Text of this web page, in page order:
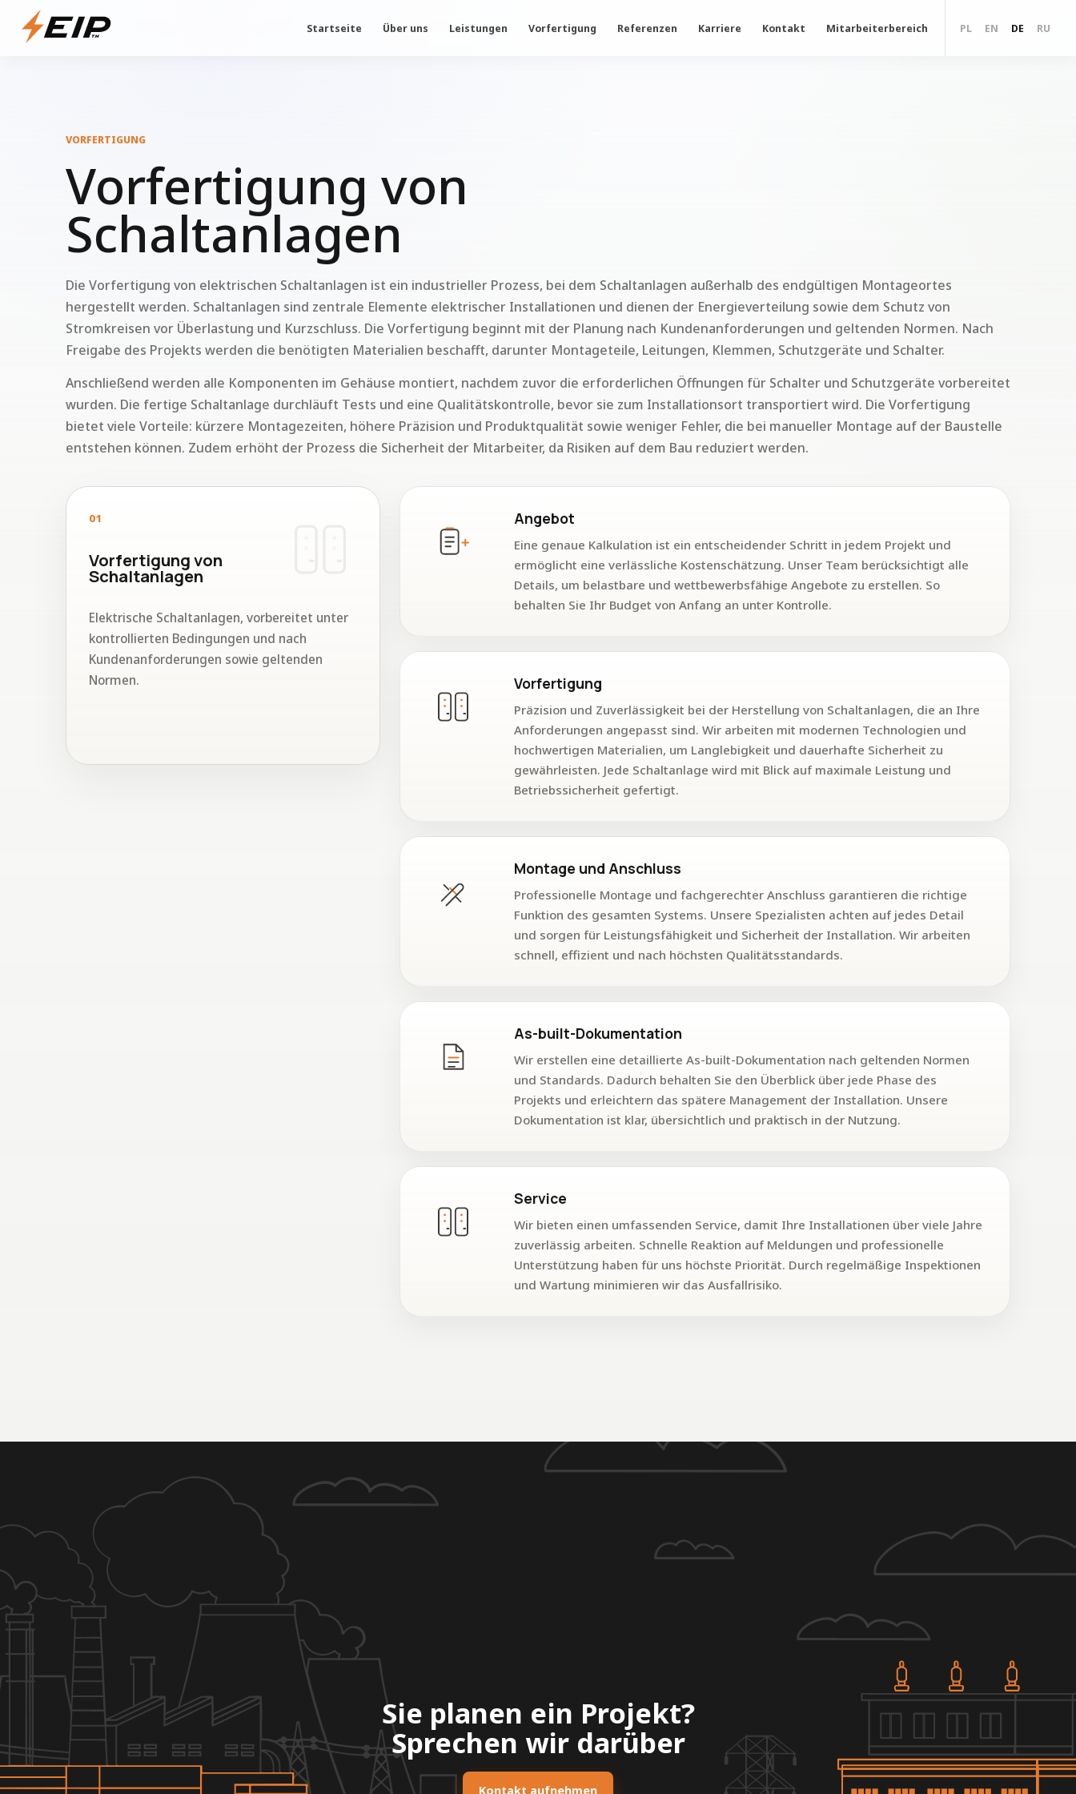
Startseite Über uns Leistungen Vorfertigung Referenzen Karriere Kontakt Mitarbeiterbereich PL EN DE RU
VORFERTIGUNG
Vorfertigung von
Schaltanlagen
Die Vorfertigung von elektrischen Schaltanlagen ist ein industrieller Prozess, bei dem Schaltanlagen außerhalb des endgültigen Montageortes
hergestellt werden. Schaltanlagen sind zentrale Elemente elektrischer Installationen und dienen der Energieverteilung sowie dem Schutz von
Stromkreisen vor Überlastung und Kurzschluss. Die Vorfertigung beginnt mit der Planung nach Kundenanforderungen und geltenden Normen. Nach
Freigabe des Projekts werden die benötigten Materialien beschafft, darunter Montageteile, Leitungen, Klemmen, Schutzgeräte und Schalter.
Anschließend werden alle Komponenten im Gehäuse montiert, nachdem zuvor die erforderlichen Öffnungen für Schalter und Schutzgeräte vorbereitet
wurden. Die fertige Schaltanlage durchläuft Tests und eine Qualitätskontrolle, bevor sie zum Installationsort transportiert wird. Die Vorfertigung
bietet viele Vorteile: kürzere Montagezeiten, höhere Präzision und Produktqualität sowie weniger Fehler, die bei manueller Montage auf der Baustelle
entstehen können. Zudem erhöht der Prozess die Sicherheit der Mitarbeiter, da Risiken auf dem Bau reduziert werden.
01
Vorfertigung von
Schaltanlagen
Elektrische Schaltanlagen, vorbereitet unter
kontrollierten Bedingungen und nach
Kundenanforderungen sowie geltenden
Normen.
Angebot
Eine genaue Kalkulation ist ein entscheidender Schritt in jedem Projekt und
ermöglicht eine verlässliche Kostenschätzung. Unser Team berücksichtigt alle
Details, um belastbare und wettbewerbsfähige Angebote zu erstellen. So
behalten Sie Ihr Budget von Anfang an unter Kontrolle.
Vorfertigung
Präzision und Zuverlässigkeit bei der Herstellung von Schaltanlagen, die an Ihre
Anforderungen angepasst sind. Wir arbeiten mit modernen Technologien und
hochwertigen Materialien, um Langlebigkeit und dauerhafte Sicherheit zu
gewährleisten. Jede Schaltanlage wird mit Blick auf maximale Leistung und
Betriebssicherheit gefertigt.
Montage und Anschluss
Professionelle Montage und fachgerechter Anschluss garantieren die richtige
Funktion des gesamten Systems. Unsere Spezialisten achten auf jedes Detail
und sorgen für Leistungsfähigkeit und Sicherheit der Installation. Wir arbeiten
schnell, effizient und nach höchsten Qualitätsstandards.
As-built-Dokumentation
Wir erstellen eine detaillierte As-built-Dokumentation nach geltenden Normen
und Standards. Dadurch behalten Sie den Überblick über jede Phase des
Projekts und erleichtern das spätere Management der Installation. Unsere
Dokumentation ist klar, übersichtlich und praktisch in der Nutzung.
Service
Wir bieten einen umfassenden Service, damit Ihre Installationen über viele Jahre
zuverlässig arbeiten. Schnelle Reaktion auf Meldungen und professionelle
Unterstützung haben für uns höchste Priorität. Durch regelmäßige Inspektionen
und Wartung minimieren wir das Ausfallrisiko.
Sie planen ein Projekt?
Sprechen wir darüber
Kontakt aufnehmen